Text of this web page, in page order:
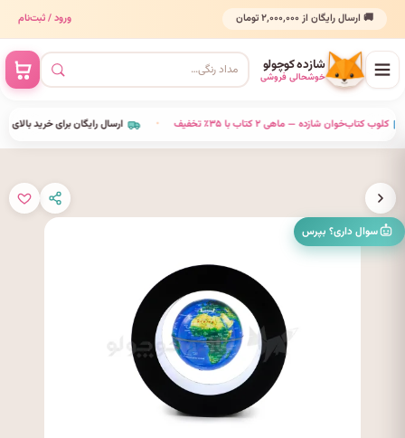
🚚 ارسال رایگان از ۲٬۰۰۰٬۰۰۰ تومان ورود / ثبت‌نام
شازده کوچولو
خوشحالی فروشی
ارسال رایگان برای خرید بالای • کلوب کتاب‌خوان شازده — ماهی ۲ کتاب با ۳۵٪ تخفیف
سوال داری؟ بپرس